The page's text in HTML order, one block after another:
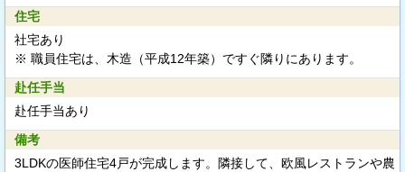
住宅
社宅あり
※ 職員住宅は、木造（平成12年築）ですぐ隣りにあります。
赴任手当
赴任手当あり
備考
3LDKの医師住宅4戸が完成します。隣接して、欧風レストランや農